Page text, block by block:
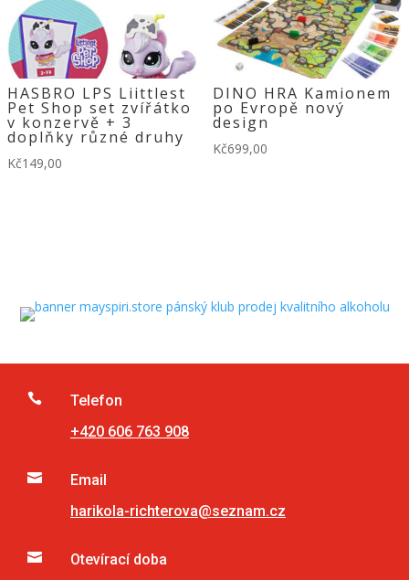
HASBRO LPS Liittlest
Pet Shop set zvířátko
v konzervě + 3
doplňky různé druhy
Kč149,00
DINO HRA Kamionem
po Evropě nový
design
Kč699,00

Telefon
+420 606 763 908

Email
harikola-richterova@seznam.cz

Otevírací doba